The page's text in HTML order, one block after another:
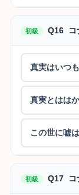
初級 Q16 コ
真実はいつ
真実とはは
この世に嘘
初級 Q17 コ